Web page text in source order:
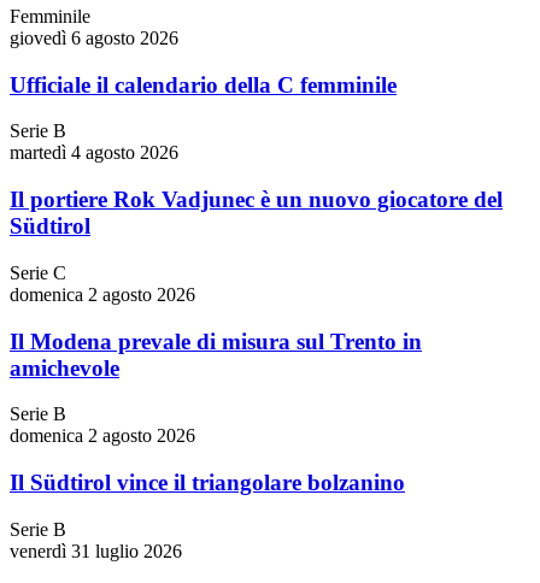
Femminile
giovedì 6 agosto 2026
Ufficiale il calendario della C femminile
Serie B
martedì 4 agosto 2026
Il portiere Rok Vadjunec è un nuovo giocatore del
Südtirol
Serie C
domenica 2 agosto 2026
Il Modena prevale di misura sul Trento in
amichevole
Serie B
domenica 2 agosto 2026
Il Südtirol vince il triangolare bolzanino
Serie B
venerdì 31 luglio 2026